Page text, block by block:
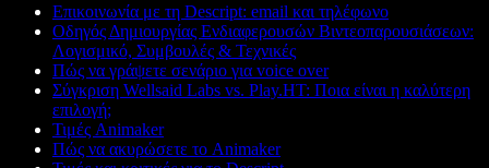
Επικοινωνία με τη Descript: email και τηλέφωνο
Οδηγός Δημιουργίας Ενδιαφερουσών Βιντεοπαρουσιάσεων:
Λογισμικό, Συμβουλές & Τεχνικές
Πώς να γράψετε σενάριο για voice over
Σύγκριση Wellsaid Labs vs. Play.HT: Ποια είναι η καλύτερη
επιλογή;
Τιμές Animaker
Πώς να ακυρώσετε το Animaker